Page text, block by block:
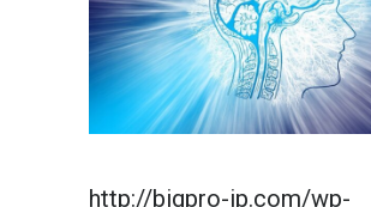
http://bigpro-ip.com/wp-